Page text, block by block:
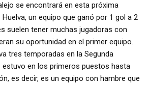
se encontrará en esta próxima
un equipo que ganó por 1 gol a 2
suelen tener muchas jugadoras con
su oportunidad en el primer equipo.
tres temporadas en la Segunda
estuvo en los primeros puestos hasta
es decir, es un equipo con hambre que